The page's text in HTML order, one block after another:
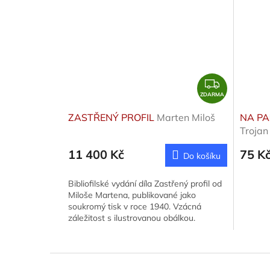
Z
D
M
A
ZDARMA
ZASTŘENÝ PROFIL Marten Miloš
11 400 Kč Do košíku
Bibliofilské vydání díla Zastřený profil od
Miloše Martena, publikované jako
soukromý tisk v roce 1940. Vzácná
záležitost s ilustrovanou obálkou.
NA
Trojan
75